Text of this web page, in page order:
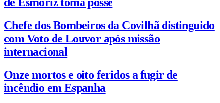
Chefe dos Bombeiros da Covilhã distinguido
com Voto de Louvor após missão
internacional
Onze mortos e oito feridos a fugir de
incêndio em Espanha